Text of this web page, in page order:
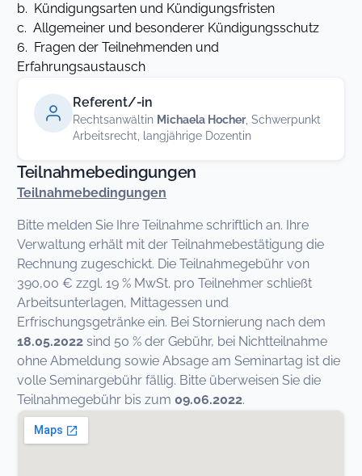
b. Kündigungsarten und Kündigungsfristen
c. Allgemeiner und besonderer Kündigungsschutz
6. Fragen der Teilnehmenden und
Erfahrungsaustausch
Referent/-in
Rechtsanwältin Michaela Hocher, Schwerpunkt
Arbeitsrecht, langjährige Dozentin
Teilnahmebedingungen
Teilnahmebedingungen
Bitte melden Sie Ihre Teilnahme schriftlich an. Ihre
Verwaltung erhält mit der Teilnahmebestätigung die
Rechnung zugeschickt. Die Teilnahmegebühr von
390,00 € zzgl. 19 % MwSt. pro Teilnehmer schließt
Arbeitsunterlagen, Mittagessen und
Erfrischungsgetränke ein. Bei Stornierung nach dem
18.05.2022 sind 50 % der Gebühr, bei Nichtteilnahme
ohne Abmeldung sowie Absage am Seminartag ist die
volle Seminargebühr fällig. Bitte überweisen Sie die
Teilnahmegebühr bis zum 09.06.2022.